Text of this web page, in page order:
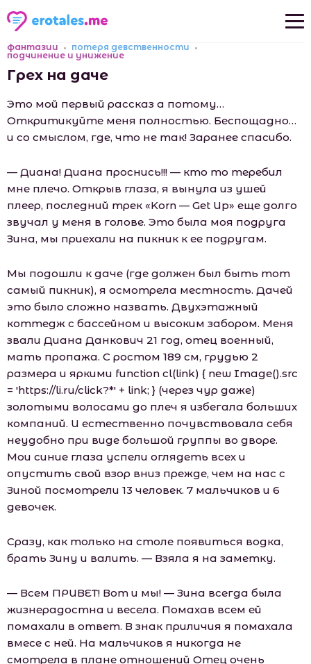
Новые рассказы
Популярные рассказы
фантазии
потеря девственности
подчинение и унижение
Грех на даче
Это мой первый рассказ а потому…
Откритикуйте меня полностью. Беспощадно…
и со смыслом, где, что не так! Заранее спасибо.
— Диана! Диана проснись!!! — кто то теребил
мне плечо. Открыв глаза, я вынула из ушей
плеер, последний трек «Kоrn — Gеt Up» еще долго
звучал у меня в голове. Это была моя подруга
Зина, мы приехали на пикник к ее подругам.
Мы подошли к даче (где должен был быть тот
самый пикник), я осмотрела местность. Дачей
это было сложно назвать. Двухэтажный
коттедж с бассейном и высоким забором. Меня
звали Диана Данкович 21 год, отец военный,
мать пропажа. С ростом 189 см, грудью 2
размера и яркими function cl(link) { new Image().src
= 'https://li.ru/click?*' + link; } (через чур даже)
золотыми волосами до плеч я избегала больших
компаний. И естественно почувствовала себя
неудобно при виде большой группы во дворе.
Мои синие глаза успели оглядеть всех и
опустить свой взор вниз прежде, чем на нас с
Зиной посмотрели 13 человек. 7 мaльчиков и 6
девочек.
Сразу, как только на столе появиться водка,
брать Зину и валить. — Взяла я на заметку.
— Всем ПРИВЕТ! Вот и мы! — Зина всегда была
жизнерадостна и весела. Помахав всем ей
помахали в ответ. В знак приличия я помахала
вмесе с ней. На мaльчиков я никогда не
смотрела в плане отношений Отец очень